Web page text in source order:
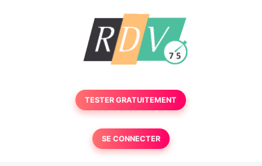
TESTER GRATUITEMENT
SE CONNECTER